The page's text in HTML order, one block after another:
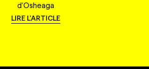
d'Osheaga
LIRE L'ARTICLE